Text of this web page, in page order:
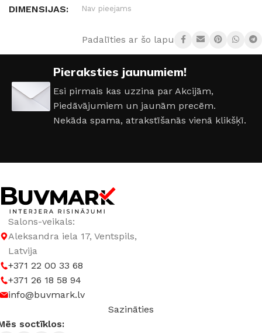
DIMENSIJAS Nav pieejams
DURVJU MATERIĀLS Metāls
DURVJU KĀRBAS IZMĒRS 960 × 2050 mm
DURVJU VĒRŠANĀS PUSE Kreisā ,Labā
Padalīties ar šo lapu:
Pieraksties jaunumiem!
Esi pirmais kas uzzina par Akcijām,
Piedāvājumiem un jaunām precēm.
Nekāda spama, atrakstīšanās vienā klikšķī.
Salons-veikals:
Aleksandra iela 17, Ventspils,
Latvija
+371 22 00 33 68
+371 26 18 58 94
info@buvmark.lv
Sazināties
soctīklos: